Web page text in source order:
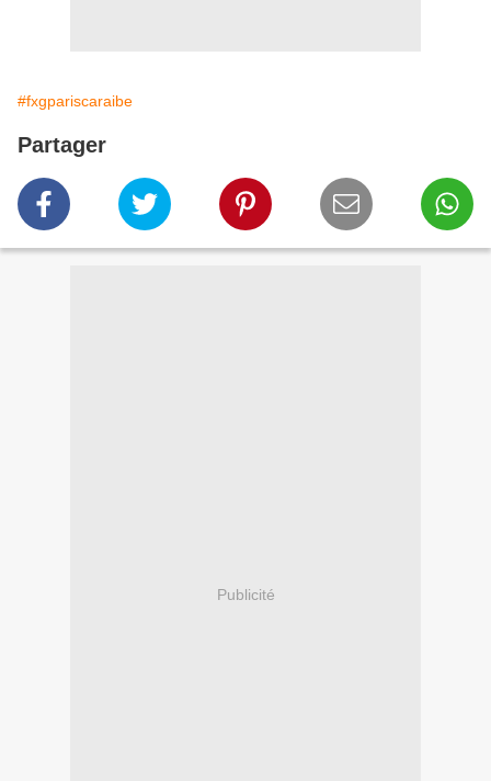
#fxgpariscaraibe
Partager
Publicité